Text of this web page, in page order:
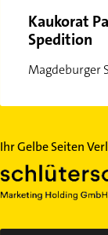
Kaukorat
Spedition
Magdeburger
Ihr Gelbe Seiten